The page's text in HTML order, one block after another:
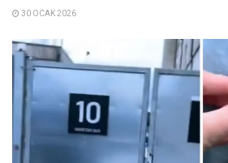
30 OCAK 2026